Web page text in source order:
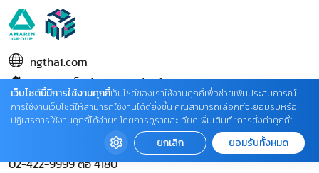
ngthai.com
ในเครือ บริษัท อมรินทร์ คอร์เปอเรชั่นส์ จำกัด (มหาชน)
02 422 9999 ต่อ 4220
ติดต่อแจ้งปัญหาหรือร้องเรียน
02-422-9999 ต่อ 4180
เว็บไซต์นี้มีการใช้งานคุกกี้เว็บไซต์ของเราใช้งานคุกกี้เพื่อช่วยเพิ่มประสบการณ์
การใช้งานเว็บไซต์ให้สามารถใช้งานได้ดียิ่งขึ้น คุณสามารถเลือกที่จะยอมรับหรือ
ปฏิเสธการใช้งานคุกกี้ได้ง่ายๆ โดยการดูรายละเอียดเพิ่มเติมที่ “การตั้งค่าคุกกี้”
ยกเลิก ยอมรับทั้งหมด